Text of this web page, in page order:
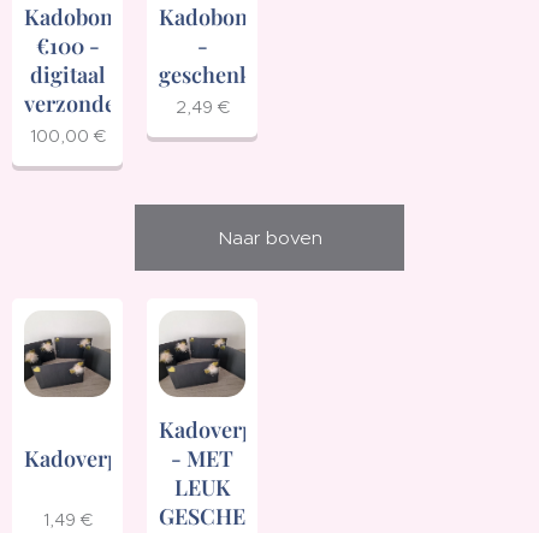
Kadobon
€100 -
digitaal
verzonden
100,00 €
Kadobon
-
geschenkverpakking
2,49 €
Naar boven
Kadoverpakking
1,49 €
Kadoverpakking
- MET
LEUK
GESCHENKJE